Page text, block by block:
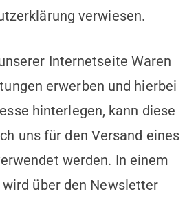
verwiesen.
Internetseite Waren
erwerben und hierbei
hinterlegen, kann diese
uns für den Versand eines
werden. In einem
über den Newsletter